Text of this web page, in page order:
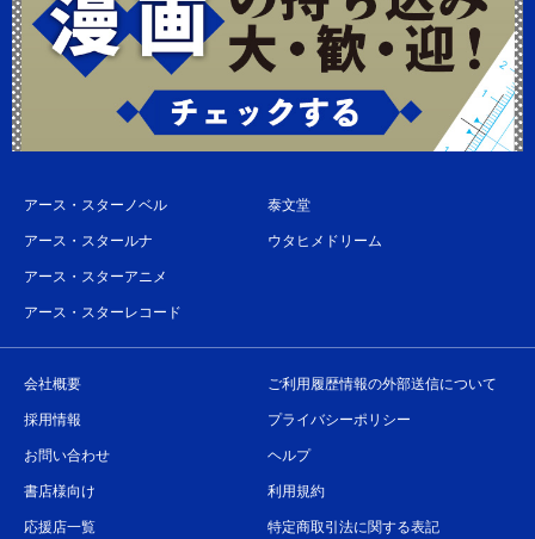
アース・スターノベル
アース・スタールナ
アース・スターアニメ
アース・スターレコード
泰文堂
ウタヒメドリーム
会社概要
採用情報
お問い合わせ
書店様向け
応援店一覧
ご利用履歴情報の外部送信について
プライバシーポリシー
ヘルプ
利用規約
特定商取引法に関する表記